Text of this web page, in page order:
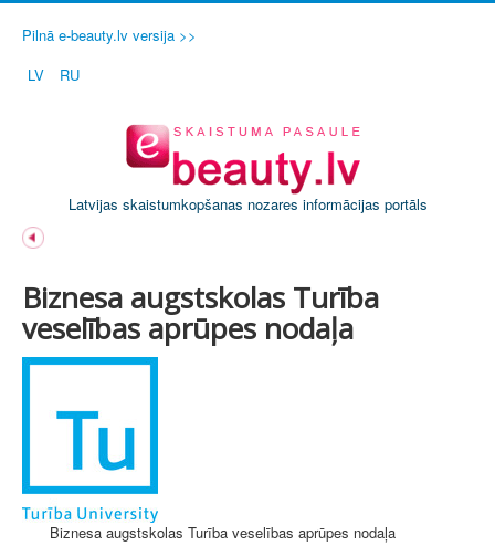
Pilnā e-beauty.lv versija >>
LV
RU
Latvijas skaistumkopšanas nozares informācijas portāls
Biznesa augstskolas Turība
veselības aprūpes nodaļa
Biznesa augstskolas Turība veselības aprūpes nodaļa